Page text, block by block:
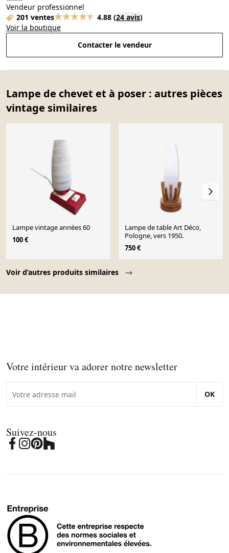
Vendeur professionnel
201 ventes
4.88 (24 avis)
Voir la boutique
Contacter le vendeur
Lampe de chevet et à poser : autres pièces
vintage similaires
Voir d’autres produits similaires
Lampe vintage années 60
100 €
Lampe de table Art Déco,
Pologne, vers 1950.
750 €
Votre intérieur va adorer notre newsletter
OK
Suivez-nous